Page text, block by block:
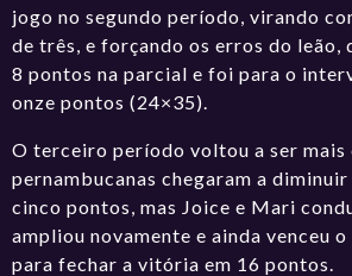
jogo no segundo período, virando
de três, e forçando os erros do leão,
8 pontos na parcial e foi para o
onze pontos (24×35).
O terceiro período voltou a ser mais
pernambucanas chegaram a
cinco pontos, mas Joice e Mari
ampliou novamente e ainda venceu
para fechar a vitória em 16 pontos.